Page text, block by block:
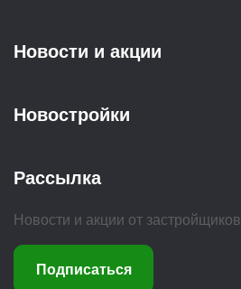
Новости и акции
Новостройки
Рассылка
Новости и акции от застройщиков
Подписаться